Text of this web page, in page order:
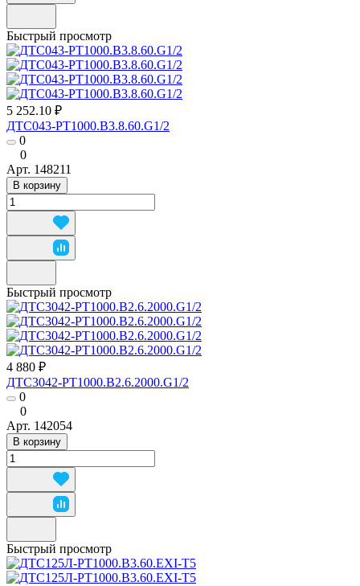
Быстрый просмотр
5 252.10 ₽
ДТС043-РТ1000.В3.8.60.G1/2
0
0
Арт. 148211
В корзину
Быстрый просмотр
4 880 ₽
ДТС3042-РТ1000.В2.6.2000.G1/2
0
0
Арт. 142054
В корзину
Быстрый просмотр